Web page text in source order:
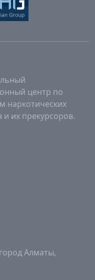
центр по
наркотических
и их прекурсоров.
Алматы,